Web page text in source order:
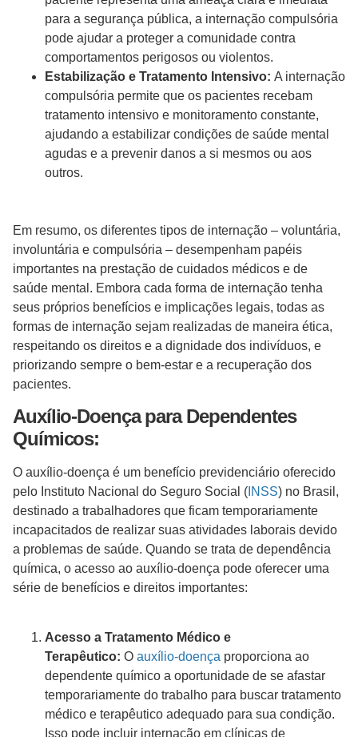
para a segurança pública, a internação compulsória
pode ajudar a proteger a comunidade contra
comportamentos perigosos ou violentos.
Estabilização e Tratamento Intensivo: A internação
compulsória permite que os pacientes recebam
tratamento intensivo e monitoramento constante,
ajudando a estabilizar condições de saúde mental
agudas e a prevenir danos a si mesmos ou aos
outros.
Em resumo, os diferentes tipos de internação – voluntária,
involuntária e compulsória – desempenham papéis
importantes na prestação de cuidados médicos e de
saúde mental. Embora cada forma de internação tenha
seus próprios benefícios e implicações legais, todas as
formas de internação sejam realizadas de maneira ética,
respeitando os direitos e a dignidade dos indivíduos, e
priorizando sempre o bem-estar e a recuperação dos
pacientes.
Auxílio-Doença para Dependentes
Químicos:
O auxílio-doença é um benefício previdenciário oferecido
pelo Instituto Nacional do Seguro Social ( INSS) no Brasil,
destinado a trabalhadores que ficam temporariamente
incapacitados de realizar suas atividades laborais devido
a problemas de saúde. Quando se trata de dependência
química, o acesso ao auxílio-doença pode oferecer uma
série de benefícios e direitos importantes:
Acesso a Tratamento Médico e
Terapêutico: O auxílio-doença proporciona ao
dependente químico a oportunidade de se afastar
temporariamente do trabalho para buscar tratamento
médico e terapêutico adequado para sua condição.
Isso pode incluir internação em clínicas de